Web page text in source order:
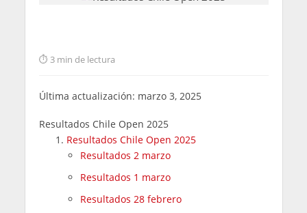
3 min de lectura
Última actualización: marzo 3, 2025
Resultados Chile Open 2025
Resultados Chile Open 2025
Resultados 2 marzo
Resultados 1 marzo
Resultados 28 febrero